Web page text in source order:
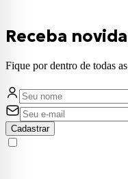
Receba
Fique por dentro de todas
Cadastrar